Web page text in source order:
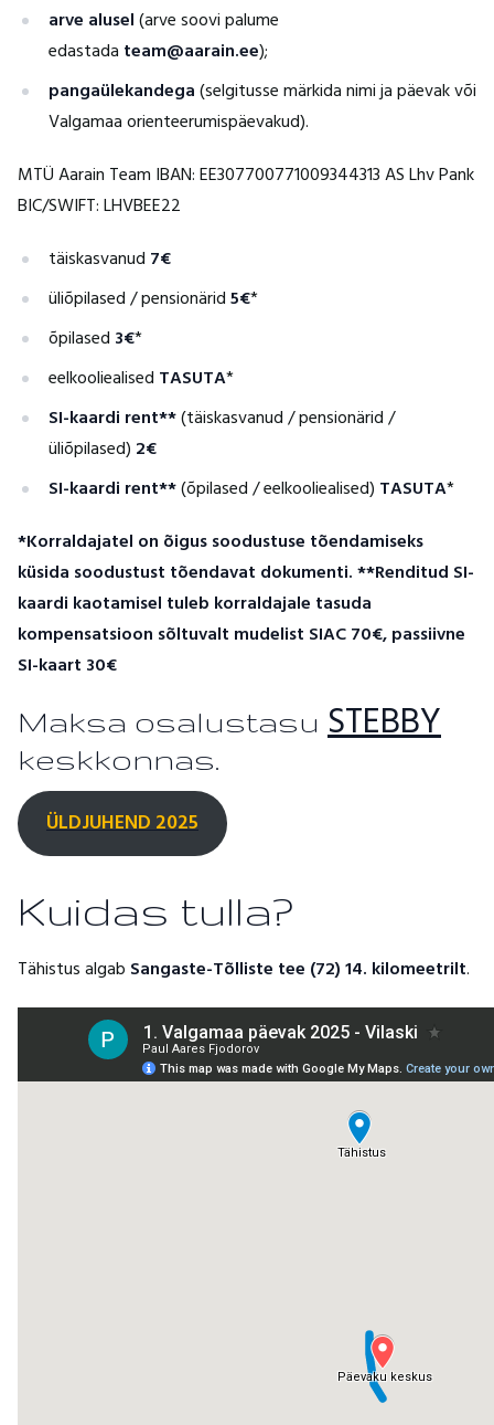
arve alusel(arve soovi palume
edastada team@aarain.ee);
pangaülekandega(selgitusse märkida nimi ja päevak või
Valgamaa orienteerumispäevakud).
MTÜ Aarain Team IBAN: EE307700771009344313 AS Lhv Pank
BIC/SWIFT: LHVBEE22
täiskasvanud 7€
üliõpilased / pensionärid5€*
õpilased 3€*
eelkooliealised TASUTA*
SI-kaardi rent**(täiskasvanud / pensionärid /
üliõpilased) 2€
SI-kaardi rent**(õpilased / eelkooliealised) TASUTA*
*Korraldajatel on õigus soodustuse tõendamiseks
küsida soodustust tõendavat dokumenti.**Renditud SI-
kaardi kaotamisel tuleb korraldajale tasuda
kompensatsioon sõltuvalt mudelist SIAC 70€, passiivne
SI-kaart 30€
Maksa osalustasu STEBBY
keskkonnas.
ÜLDJUHEND2025
Kuidas tulla?
Tähistus algab Sangaste-Tõlliste tee (72) 14. kilomeetrilt.